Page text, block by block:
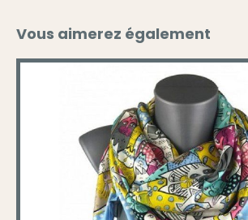
Vous aimerez également